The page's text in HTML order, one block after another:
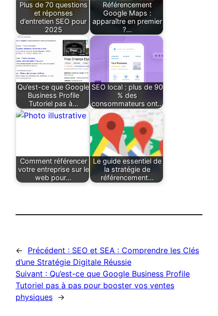
Plus de 70 questions
et réponses
d’entretien SEO pour
2025
Référencement
Google Maps :
apparaître en premier
?…
Qu’est-ce que Google
Business Profile
Tutoriel pas à…
SEO local : plus de 90
% des
consommateurs ont…
Comment référencer
votre entreprise sur le
web pour…
Le guide essentiel de
la stratégie de
référencement…
← Précédent : SEO et SEA : Comprendre les Clés
d’une Stratégie Digitale Réussie
Suivant : Qu’est-ce que Google Business Profile
Tutoriel pas à pas pour booster vos ventes
physiques →